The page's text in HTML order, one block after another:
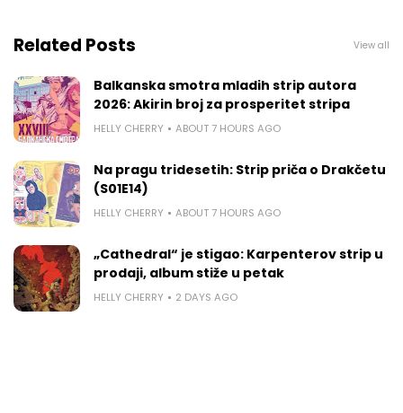
Related Posts View all
Balkanska smotra mladih strip autora
2026: Akirin broj za prosperitet stripa
HELLY CHERRY ABOUT 7 HOURS AGO
Na pragu tridesetih: Strip priča o Drakčetu
(S01E14)
HELLY CHERRY ABOUT 7 HOURS AGO
„Cathedral“ je stigao: Karpenterov strip u
prodaji, album stiže u petak
HELLY CHERRY 2 DAYS AGO